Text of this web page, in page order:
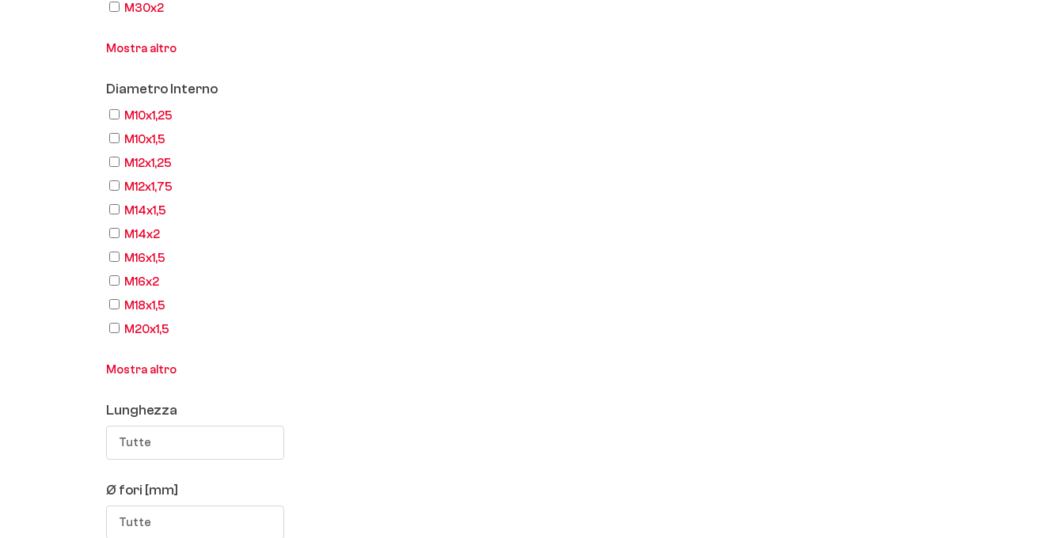
M30x2
Mostra altro
Diametro Interno
M10x1,25
M10x1,5
M12x1,25
M12x1,75
M14x1,5
M14x2
M16x1,5
M16x2
M18x1,5
M20x1,5
Mostra altro
Lunghezza
Tutte
Ø fori [mm]
Tutte